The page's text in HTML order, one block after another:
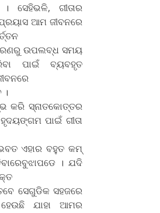
ସେହିଭଳି, ଗୀତାର
ଆମ ଜୀବନରେ
ଉପଲବ୍ଧ ସମୟ
ପାଇଁ ବ୍ୟବହୃତ
କରି ସ୍ନାତକୋତ୍ତର
ପାଇଁ ଗୀତା
ଏହାର ବହୁତ କମ୍‌
। ଯଦି
ସେଗୁଡିକ ସହଜରେ
ଯାହା ଆମର